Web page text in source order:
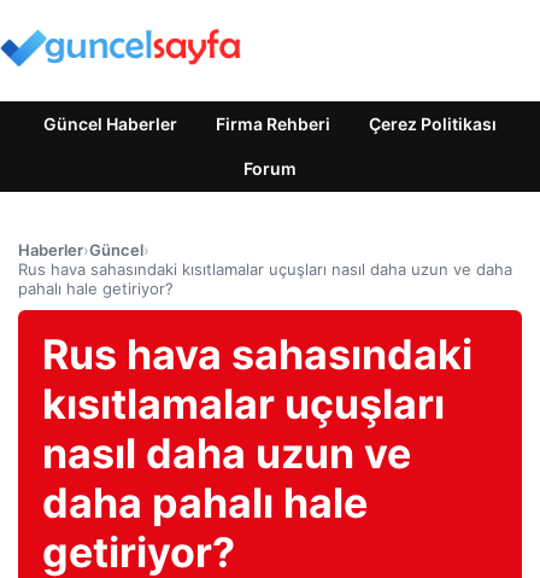
Güncel Haberler Firma Rehberi Çerez Politikası
Forum
Haberler›Güncel›
Rus hava sahasındaki kısıtlamalar uçuşları nasıl daha uzun ve daha
pahalı hale getiriyor?
Rus hava sahasındaki
kısıtlamalar uçuşları
nasıl daha uzun ve
daha pahalı hale
getiriyor?